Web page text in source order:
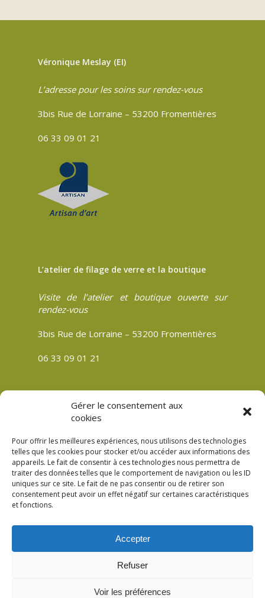
Gérer le consentement aux
cookies
Pour offrir les meilleures expériences, nous utilisons des technologies
telles que les cookies pour stocker et/ou accéder aux informations des
appareils. Le fait de consentir à ces technologies nous permettra de
traiter des données telles que le comportement de navigation ou les ID
uniques sur ce site. Le fait de ne pas consentir ou de retirer son
consentement peut avoir un effet négatif sur certaines caractéristiques
et fonctions.
Accepter
Refuser
Voir les préférences
Véronique Meslay (EI)
L’adresse pour les soins sur rendez-vous
3bis Rue de Lorraine – 53200 Fromentières
06 33 09 01 21
L’atelier de filage de verre et la boutique
Visite de l’atelier et boutique ouverte sur
rendez-vous
3bis Rue de Lorraine – 53200 Fromentières
06 33 09 01 21
Mentions légales
Plan du site
Politique de cookies (UE)
© 2026 Verre Son Être Véronique Meslay à
Fromentières Mayenne 53. Création